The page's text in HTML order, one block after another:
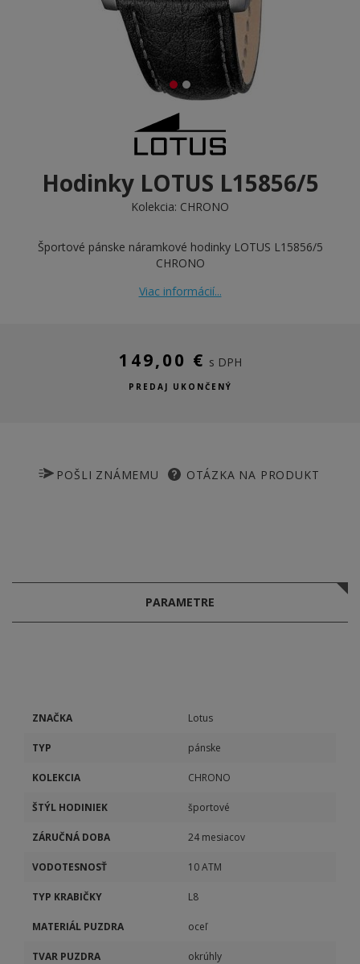
Hodinky LOTUS L15856/5
Kolekcia: CHRONO
Športové pánske náramkové hodinky LOTUS L15856/5
CHRONO
Viac informácií...
149,00 € s DPH
PREDAJ UKONČENÝ
POŠLI ZNÁMEMU OTÁZKA NA PRODUKT
PARAMETRE
ZNAČKA Lotus
TYP pánske
KOLEKCIA CHRONO
ŠTÝL HODINIEK športové
ZÁRUČNÁ DOBA 24 mesiacov
VODOTESNOSŤ 10 ATM
TYP KRABIČKY L8
MATERIÁL PUZDRA oceľ
TVAR PUZDRA okrúhly